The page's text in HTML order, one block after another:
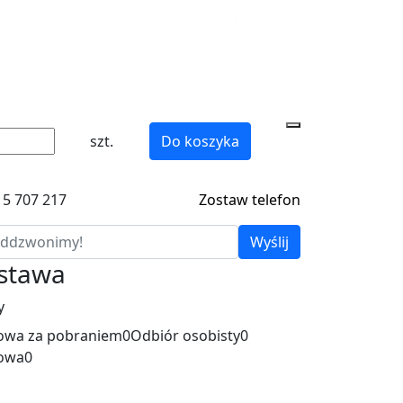
szt. Do koszyka
707 217 Zostaw telefon
Wyślij
za pobraniem0Odbiór osobisty0
0